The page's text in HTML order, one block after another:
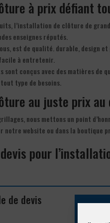
à prix défiant
l’installation de clôture de
enseignes réputés.
est de qualité. durable, design
à entretenir.
sont conçus avec des matières
type de besoins.
au juste prix au
nous mettons un point
notre website ou dans la boutique
pour
de devis